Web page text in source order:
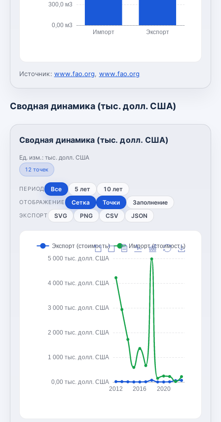
0,00 м3
300,0 м3
Импорт Экспорт
Источник: www.fao.org, www.fao.org
Сводная динамика (тыс. долл. США)
Сводная динамика (тыс. долл. США)
Ед. изм.: тыс. долл. США
12 точек
ПЕРИОД Все 5 лет 10 лет
ОТОБРАЖЕНИЕ Сетка Точки Заполнение
ЭКСПОРТ SVG PNG CSV JSON
0,00 тыс. долл. США
1 000 тыс. долл. США
2 000 тыс. долл. США
3 000 тыс. долл. США
4 000 тыс. долл. США
5 000 тыс. долл. США
2012 2016 2020
Экспорт (стоимость) Импорт (стоимость)